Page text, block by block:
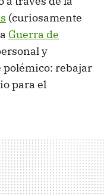
(curiosamente
Guerra de
y
rebajar
para el